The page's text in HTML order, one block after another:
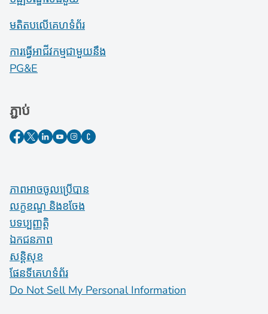
មតិតបលើគេហទំព័រ
ការធ្វើអាជីវកម្មជាមួយនឹង
PG&E
ភ្ជាប់
ភាពអាចចូលប្រើបាន
លក្ខខណ្ឌ និងខចែង
បទប្បញ្ញត្តិ
ឯកជនភាព
សន្តិសុខ
ផែនទីគេហទំព័រ
Do Not Sell My Personal Information